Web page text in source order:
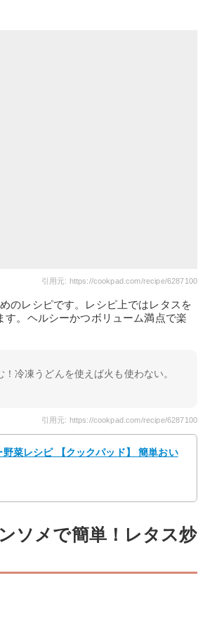
引用元: https://cookpad.com/recipe/6287100
のレシピです。レシピ上ではレタスを
。ヘルシーかつボリューム満点で楽
冷凍うどんを使えば火も使わない。
引用元: https://cookpad.com/recipe/6287100
菜レシピ 【クックパッド】 簡単おい
ソメで簡単！レタス炒